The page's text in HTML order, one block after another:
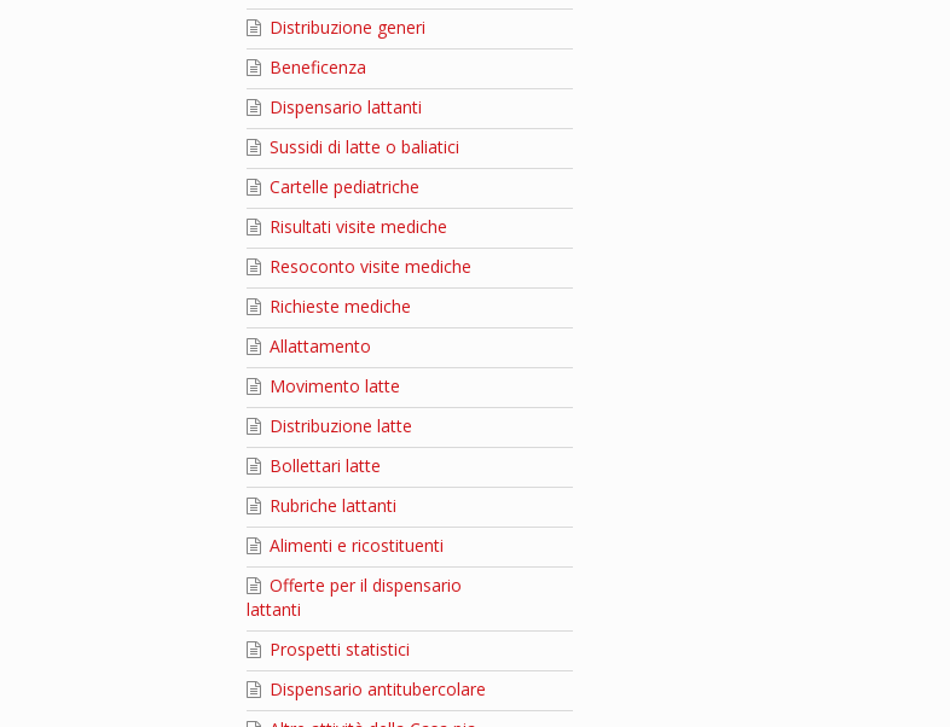
Distribuzione generi
Beneficenza
Dispensario lattanti
Sussidi di latte o baliatici
Cartelle pediatriche
Risultati visite mediche
Resoconto visite mediche
Richieste mediche
Allattamento
Movimento latte
Distribuzione latte
Bollettari latte
Rubriche lattanti
Alimenti e ricostituenti
Offerte per il dispensario
lattanti
Prospetti statistici
Dispensario antitubercolare